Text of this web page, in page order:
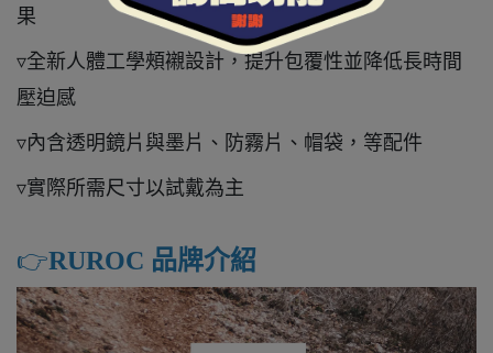
果
▿全新人體工學頰襯設計，提升包覆性並降低長時間
壓迫感
▿內含透明鏡片與墨片、防霧片、帽袋，等配件
▿實際所需尺寸以試戴為主
👉️RUROC 品牌介紹